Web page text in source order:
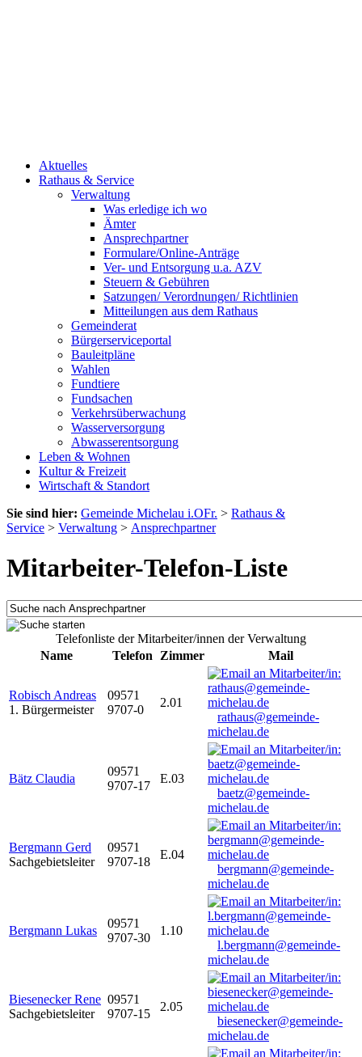
Aktuelles
Rathaus & Service
Verwaltung
Was erledige ich wo
Ämter
Ansprechpartner
Formulare/Online-Anträge
Ver- und Entsorgung u.a. AZV
Steuern & Gebühren
Satzungen/ Verordnungen/ Richtlinien
Mitteilungen aus dem Rathaus
Gemeinderat
Bürgerserviceportal
Bauleitpläne
Wahlen
Fundtiere
Fundsachen
Verkehrsüberwachung
Wasserversorgung
Abwasserentsorgung
Leben & Wohnen
Kultur & Freizeit
Wirtschaft & Standort
Sie sind hier: Gemeinde Michelau i.OFr. > Rathaus &
Service > Verwaltung > Ansprechpartner
Mitarbeiter-Telefon-Liste
Telefonliste der Mitarbeiter/innen der Verwaltung
Name
Telefon Zimmer Mail
Robisch Andreas
1. Bürgermeister
09571
9707-0
2.01
rathaus@gemeinde-
michelau.de
Bätz Claudia
09571
9707-17
E.03
baetz@gemeinde-
michelau.de
Bergmann Gerd
Sachgebietsleiter
09571
9707-18
E.04
bergmann@gemeinde-
michelau.de
Bergmann Lukas
09571
9707-30
1.10
l.bergmann@gemeinde-
michelau.de
Biesenecker Rene
Sachgebietsleiter
09571
9707-15
2.05
biesenecker@gemeinde-
michelau.de